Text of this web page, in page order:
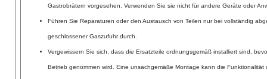
Gastrobrätern vorgesehen. Verwenden Sie sie nicht für andere Geräte oder
Führen Sie Reparaturen oder den Austausch von Teilen nur bei vollständig
geschlossener Gaszufuhr durch.
Vergewissern Sie sich, dass die Ersatzteile ordnungsgemäß installiert sind,
Betrieb genommen wird. Eine unsachgemäße Montage kann die Funktionalität